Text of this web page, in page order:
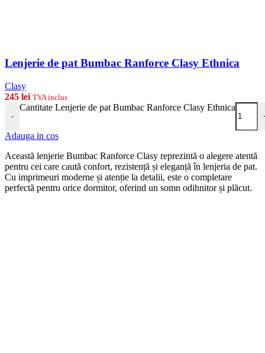
Lenjerie de pat Bumbac Ranforce Clasy Ethnica
Clasy
245 lei TVA inclus
-
Cantitate Lenjerie de pat Bumbac Ranforce Clasy Ethnica
Adauga in cos
Această lenjerie Bumbac Ranforce Clasy reprezintă o alegere atentă
pentru cei care caută confort, rezistență și eleganță în lenjeria de pat.
Cu imprimeuri moderne și atenție la detalii, este o completare
perfectă pentru orice dormitor, oferind un somn odihnitor și plăcut.